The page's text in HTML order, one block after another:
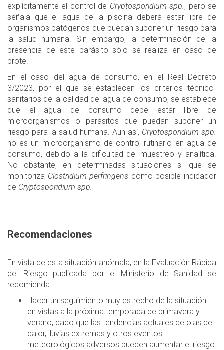
explícitamente el control de Cryptosporidium spp., pero se
señala que el agua de la piscina deberá estar libre de
organismos patógenos que puedan suponer un riesgo para
la salud humana. Sin embargo, la determinación de la
presencia de este parásito sólo se realiza en caso de
brote.
En el caso del agua de consumo, en el Real Decreto
3/2023, por el que se establecen los criterios técnico-
sanitarios de la calidad del agua de consumo, se establece
que el agua de consumo debe estar libre de
microorganismos o parásitos que puedan suponer un
riesgo para la salud humana. Aun así, Cryptosporidium spp.
no es un microorganismo de control rutinario en agua de
consumo, debido a la dificultad del muestreo y analítica.
No obstante, en determinadas situaciones si que se
monitoriza Clostridium perfringens como posible indicador
de Cryptosporidium spp.
Recomendaciones
En vista de esta situación anómala, en la Evaluación Rápida
del Riesgo publicada por el Ministerio de Sanidad se
recomienda:
Hacer un seguimiento muy estrecho de la situación
en vistas a la próxima temporada de primavera y
verano, dado que las tendencias actuales de olas de
calor, lluvias extremas y otros eventos
meteorológicos adversos pueden aumentar el riesgo